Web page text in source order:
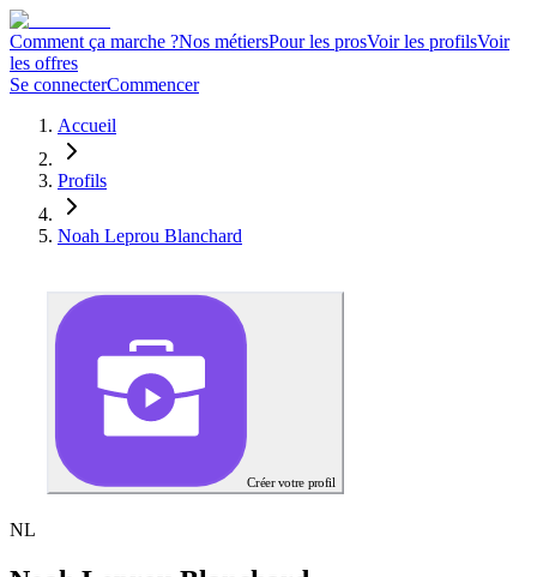
Comment ça marche ?Nos métiersPour les prosVoir les profilsVoir
les offres
Se connecterCommencer
Accueil
Profils
Noah Leprou Blanchard
Créer votre profil
NL